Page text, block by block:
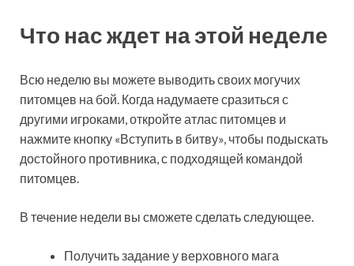
Что нас ждет на этой неделе
Всю неделю вы можете выводить своих могучих
питомцев на бой. Когда надумаете сразиться с
другими игроками, откройте атлас питомцев и
нажмите кнопку «Вступить в битву», чтобы подыскать
достойного противника, с подходящей командой
питомцев.
В течение недели вы сможете сделать следующее.
Получить задание у верховного мага